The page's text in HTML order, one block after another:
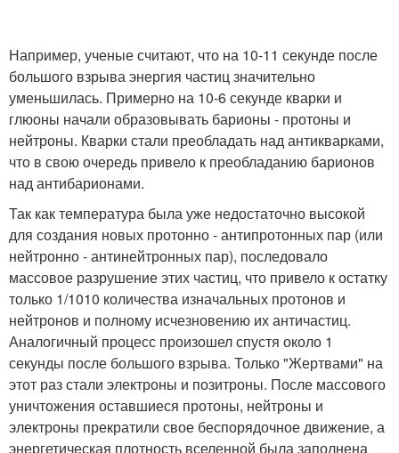
Например, ученые считают, что на 10-11 секунде после
большого взрыва энергия частиц значительно
уменьшилась. Примерно на 10-6 секунде кварки и
глюоны начали образовывать барионы - протоны и
нейтроны. Кварки стали преобладать над антикварками,
что в свою очередь привело к преобладанию барионов
над антибарионами.
Так как температура была уже недостаточно высокой
для создания новых протонно - антипротонных пар (или
нейтронно - антинейтронных пар), последовало
массовое разрушение этих частиц, что привело к остатку
только 1/1010 количества изначальных протонов и
нейтронов и полному исчезновению их античастиц.
Аналогичный процесс произошел спустя около 1
секунды после большого взрыва. Только "Жертвами" на
этот раз стали электроны и позитроны. После массового
уничтожения оставшиеся протоны, нейтроны и
электроны прекратили свое беспорядочное движение, а
энергетическая плотность вселенной была заполнена